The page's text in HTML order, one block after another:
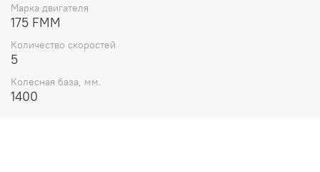
Марка двигателя
175 FMM
Количество скоростей
5
Колесная база, мм.
1400